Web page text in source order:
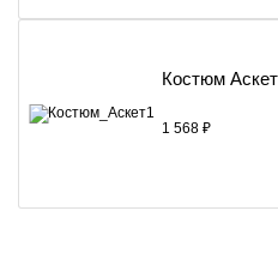
Костюм Аскет
1 568 ₽